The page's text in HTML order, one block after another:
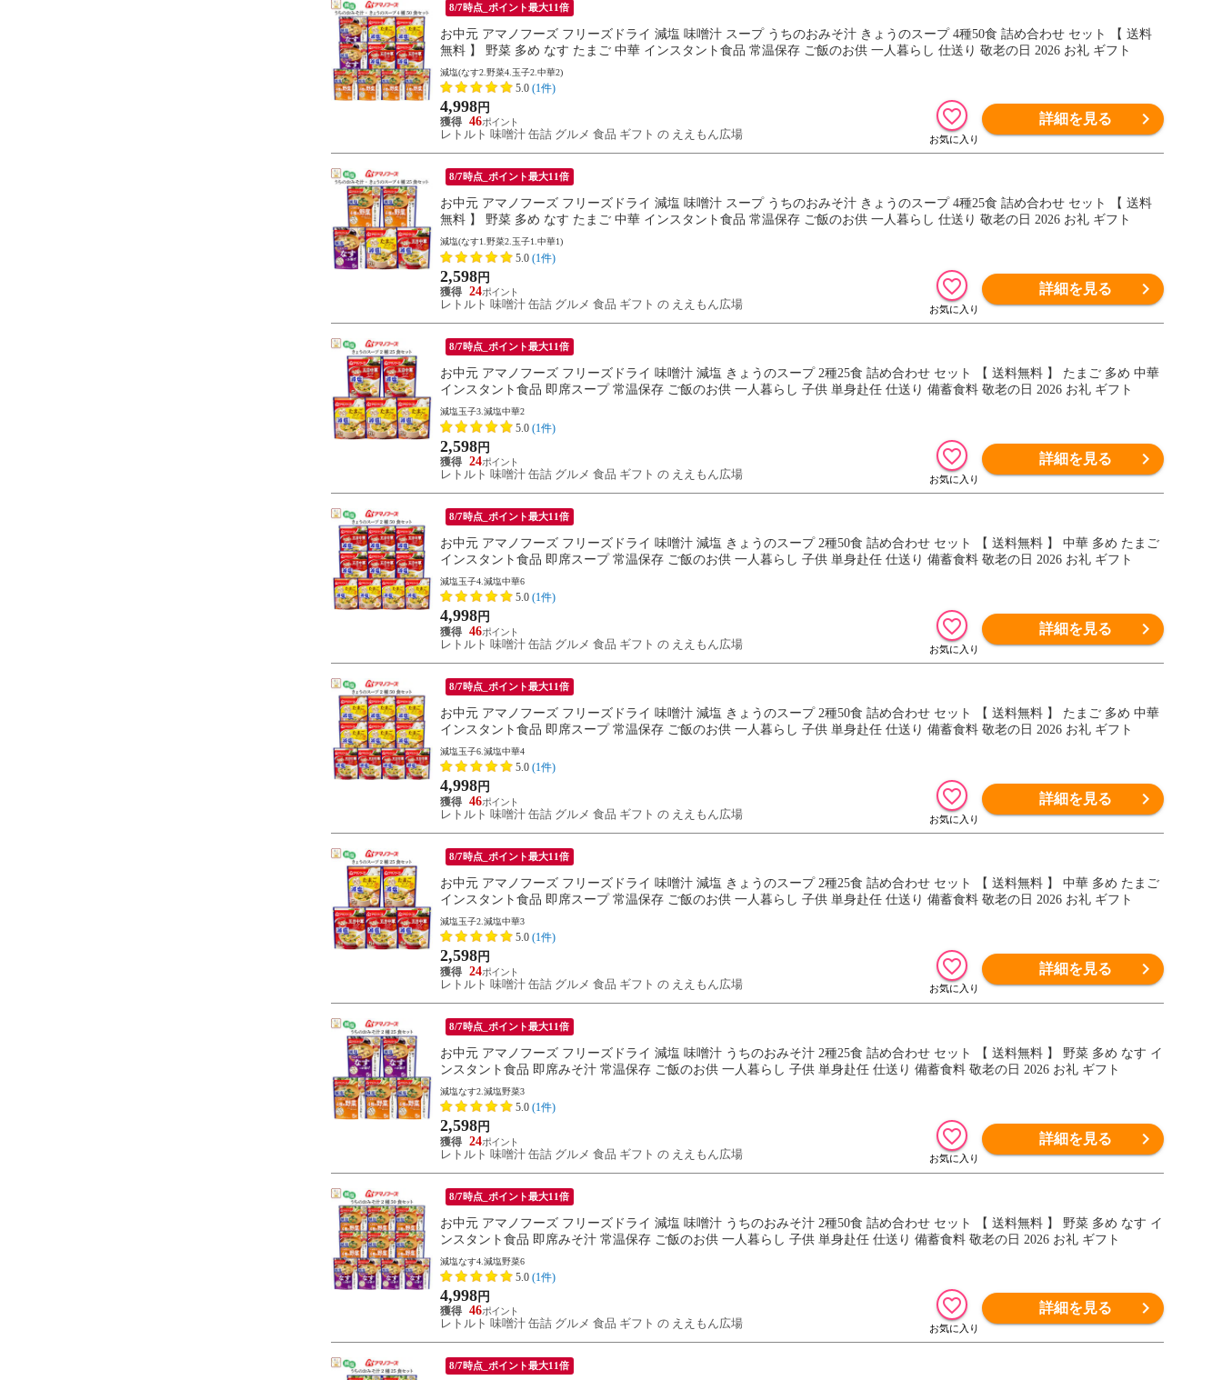
8/7時点_ポイント最大11倍
お中元 アマノフーズ フリーズドライ 減塩 味噌汁 スープ うちのおみそ汁 きょうのスープ 4種50食 詰め合わせ セット 【 送料
無料 】 野菜 多め なす たまご 中華 インスタント食品 常温保存 ご飯のお供 一人暮らし 仕送り 敬老の日 2026 お礼 ギフト
減塩(なす2.野菜4.玉子2.中華2)
5.0 (1件)
4,998 円
46
レトルト 味噌汁 缶詰 グルメ 食品 ギフト の ええもん広場
詳細を見る
8/7時点_ポイント最大11倍
お中元 アマノフーズ フリーズドライ 減塩 味噌汁 スープ うちのおみそ汁 きょうのスープ 4種25食 詰め合わせ セット 【 送料
無料 】 野菜 多め なす たまご 中華 インスタント食品 常温保存 ご飯のお供 一人暮らし 仕送り 敬老の日 2026 お礼 ギフト
減塩(なす1.野菜2.玉子1.中華1)
5.0 (1件)
2,598 円
24
レトルト 味噌汁 缶詰 グルメ 食品 ギフト の ええもん広場
詳細を見る
8/7時点_ポイント最大11倍
お中元 アマノフーズ フリーズドライ 味噌汁 減塩 きょうのスープ 2種25食 詰め合わせ セット 【 送料無料 】 たまご 多め 中華
インスタント食品 即席スープ 常温保存 ご飯のお供 一人暮らし 子供 単身赴任 仕送り 備蓄食料 敬老の日 2026 お礼 ギフト
減塩玉子3.減塩中華2
5.0 (1件)
2,598 円
24
レトルト 味噌汁 缶詰 グルメ 食品 ギフト の ええもん広場
詳細を見る
8/7時点_ポイント最大11倍
お中元 アマノフーズ フリーズドライ 味噌汁 減塩 きょうのスープ 2種50食 詰め合わせ セット 【 送料無料 】 中華 多め たまご
インスタント食品 即席スープ 常温保存 ご飯のお供 一人暮らし 子供 単身赴任 仕送り 備蓄食料 敬老の日 2026 お礼 ギフト
減塩玉子4.減塩中華6
5.0 (1件)
4,998 円
46
レトルト 味噌汁 缶詰 グルメ 食品 ギフト の ええもん広場
詳細を見る
8/7時点_ポイント最大11倍
お中元 アマノフーズ フリーズドライ 味噌汁 減塩 きょうのスープ 2種50食 詰め合わせ セット 【 送料無料 】 たまご 多め 中華
インスタント食品 即席スープ 常温保存 ご飯のお供 一人暮らし 子供 単身赴任 仕送り 備蓄食料 敬老の日 2026 お礼 ギフト
減塩玉子6.減塩中華4
5.0 (1件)
4,998 円
46
レトルト 味噌汁 缶詰 グルメ 食品 ギフト の ええもん広場
詳細を見る
8/7時点_ポイント最大11倍
お中元 アマノフーズ フリーズドライ 味噌汁 減塩 きょうのスープ 2種25食 詰め合わせ セット 【 送料無料 】 中華 多め たまご
インスタント食品 即席スープ 常温保存 ご飯のお供 一人暮らし 子供 単身赴任 仕送り 備蓄食料 敬老の日 2026 お礼 ギフト
減塩玉子2.減塩中華3
5.0 (1件)
2,598 円
24
レトルト 味噌汁 缶詰 グルメ 食品 ギフト の ええもん広場
詳細を見る
8/7時点_ポイント最大11倍
お中元 アマノフーズ フリーズドライ 減塩 味噌汁 うちのおみそ汁 2種25食 詰め合わせ セット 【 送料無料 】 野菜 多め なす イ
ンスタント食品 即席みそ汁 常温保存 ご飯のお供 一人暮らし 子供 単身赴任 仕送り 備蓄食料 敬老の日 2026 お礼 ギフト
減塩なす2.減塩野菜3
5.0 (1件)
2,598 円
24
レトルト 味噌汁 缶詰 グルメ 食品 ギフト の ええもん広場
詳細を見る
8/7時点_ポイント最大11倍
お中元 アマノフーズ フリーズドライ 減塩 味噌汁 うちのおみそ汁 2種50食 詰め合わせ セット 【 送料無料 】 野菜 多め なす イ
ンスタント食品 即席みそ汁 常温保存 ご飯のお供 一人暮らし 子供 単身赴任 仕送り 備蓄食料 敬老の日 2026 お礼 ギフト
減塩なす4.減塩野菜6
5.0 (1件)
4,998 円
46
レトルト 味噌汁 缶詰 グルメ 食品 ギフト の ええもん広場
詳細を見る
8/7時点_ポイント最大11倍